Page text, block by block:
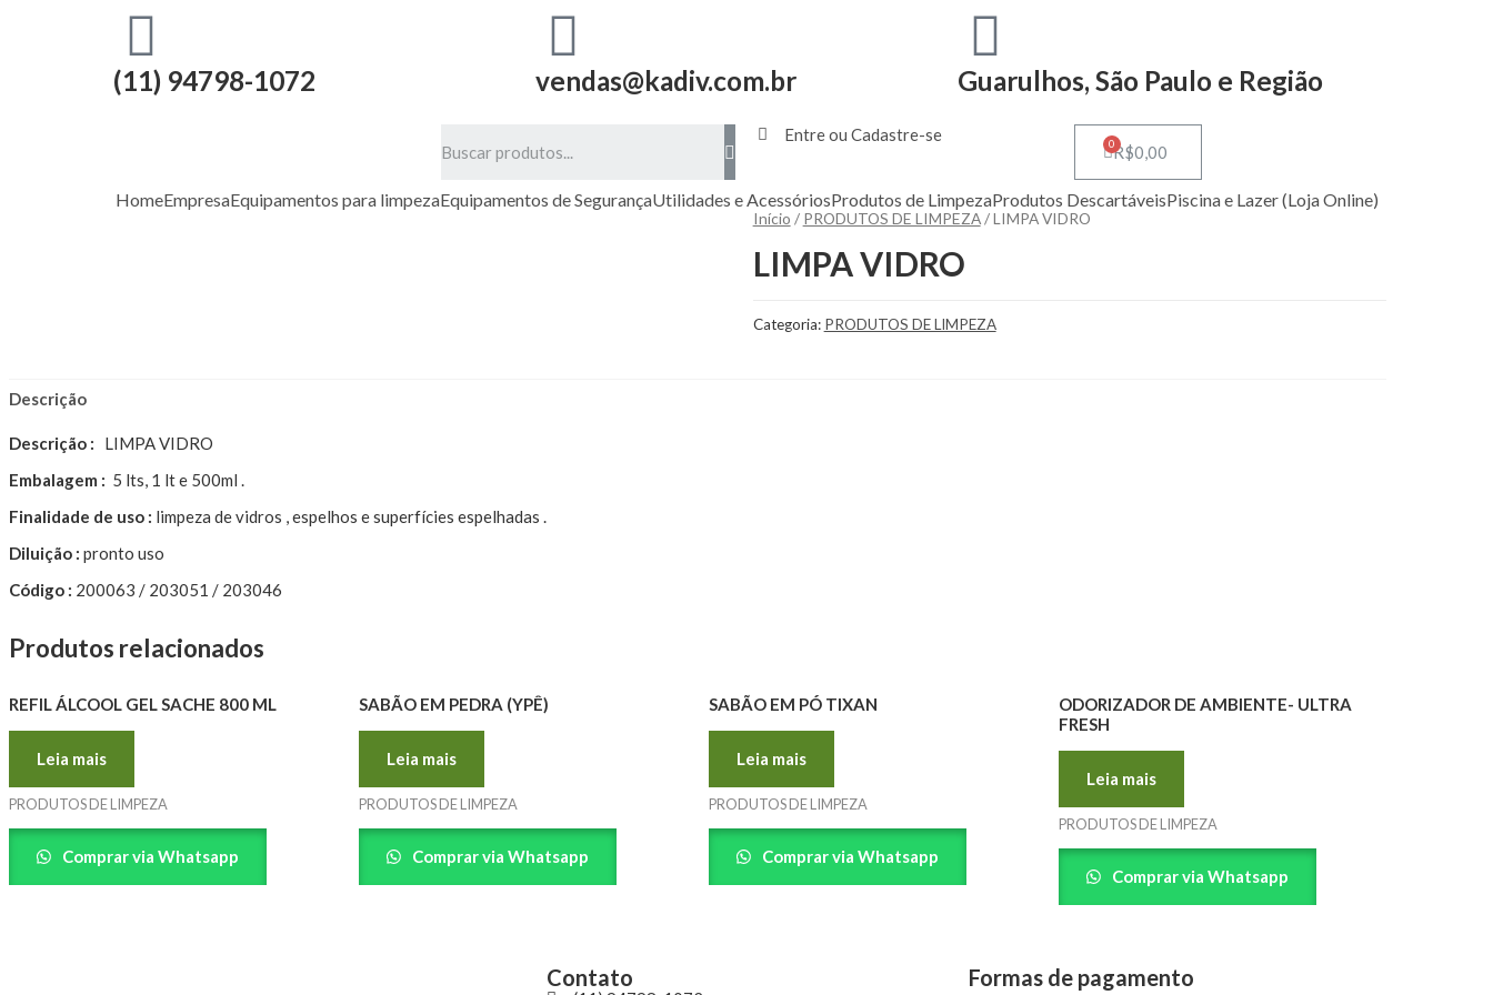
(11) 94798-1072 vendas@kadiv.com.br Guarulhos, São Paulo e Região
Entre ou Cadastre-se
R$0,00
0
HomeEmpresaEquipamentos para limpezaEquipamentos de SegurançaUtilidades e AcessóriosProdutos de LimpezaProdutos DescartáveisPiscina e Lazer (Loja Online)
Início / PRODUTOS DE LIMPEZA/ LIMPA VIDRO
LIMPA VIDRO
Categoria: PRODUTOS DE LIMPEZA
Descrição
Descrição :
LIMPA VIDRO
Embalagem : 5 lts, 1 lt e 500ml .
Finalidade de uso : limpeza de vidros , espelhos e superfícies espelhadas .
Diluição : pronto uso
Código : 200063 / 203051 / 203046
Produtos relacionados
REFIL ÁLCOOL GEL SACHE 800 ML
Leia mais
PRODUTOS DE LIMPEZA
Comprar via Whatsapp
SABÃO EM PEDRA (YPÊ)
Leia mais
PRODUTOS DE LIMPEZA
Comprar via Whatsapp
SABÃO EM PÓ TIXAN
Leia mais
PRODUTOS DE LIMPEZA
Comprar via Whatsapp
ODORIZADOR DE AMBIENTE- ULTRA
FRESH
Leia mais
PRODUTOS DE LIMPEZA
Comprar via Whatsapp
Contato Formas de pagamento